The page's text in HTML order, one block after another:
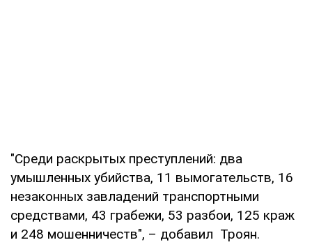
"Среди раскрытых преступлений: два
умышленных убийства, 11 вымогательств, 16
незаконных завладений транспортными
средствами, 43 грабежи, 53 разбои, 125 краж
и 248 мошенничеств", – добавил Троян.